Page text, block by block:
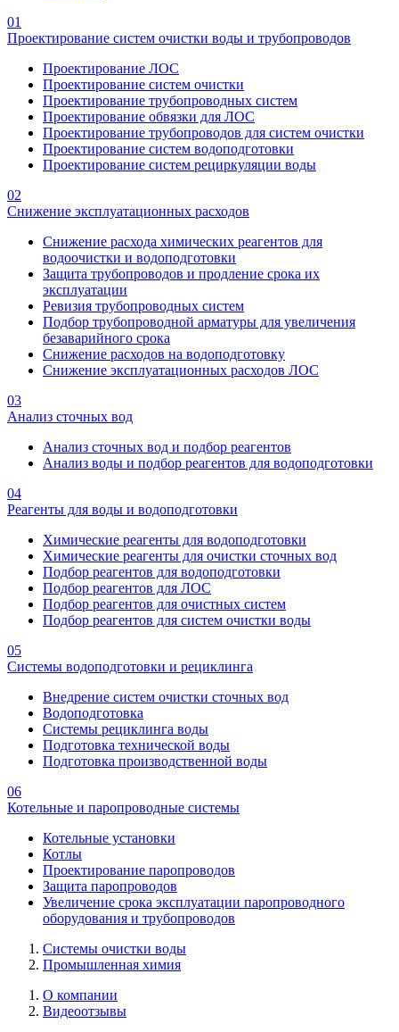
01
Проектирование систем очистки воды и трубопроводов
Проектирование ЛОС
Проектирование систем очистки
Проектирование трубопроводных систем
Проектирование обвязки для ЛОС
Проектирование трубопроводов для систем очистки
Проектирование систем водоподготовки
Проектирование систем рециркуляции воды
02
Снижение эксплуатационных расходов
Снижение расхода химических реагентов для
водоочистки и водоподготовки
Защита трубопроводов и продление срока их
эксплуатации
Ревизия трубопроводных систем
Подбор трубопроводной арматуры для увеличения
безаварийного срока
Снижение расходов на водоподготовку
Снижение эксплуатационных расходов ЛОС
03
Анализ сточных вод
Анализ сточных вод и подбор реагентов
Анализ воды и подбор реагентов для водоподготовки
04
Реагенты для воды и водоподготовки
Химические реагенты для водоподготовки
Химические реагенты для очистки сточных вод
Подбор реагентов для водоподготовки
Подбор реагентов для ЛОС
Подбор реагентов для очистных систем
Подбор реагентов для систем очистки воды
05
Системы водоподготовки и рециклинга
Внедрение систем очистки сточных вод
Водоподготовка
Системы рециклинга воды
Подготовка технической воды
Подготовка производственной воды
06
Котельные и паропроводные системы
Котельные установки
Котлы
Проектирование паропроводов
Защита паропроводов
Увеличение срока эксплуатации паропроводного
оборудования и трубопроводов
Системы очистки воды
Промышленная химия
О компании
Видеоотзывы